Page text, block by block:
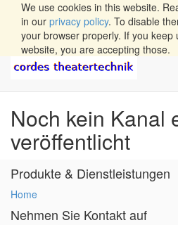
We use cookies in this website.
in our privacy policy. To disable
your browser properly. If you keep
website, you are accepting those.
Noch kein Kanal
veröffentlicht
Produkte & Dienstleistungen
Home
Nehmen Sie Kontakt auf